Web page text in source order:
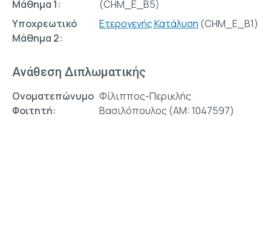
Μάθημα 1:
(CHM_E_Β5)
Υποχρεωτικό
Μάθημα 2:
Ετερογενής Κατάλυση (CHM_E_B1)
Ανάθεση Διπλωματικής
Ονοματεπώνυμο
Φοιτητή:
Φίλιππος-Περικλής
Βασιλόπουλος (AM: 1047597)